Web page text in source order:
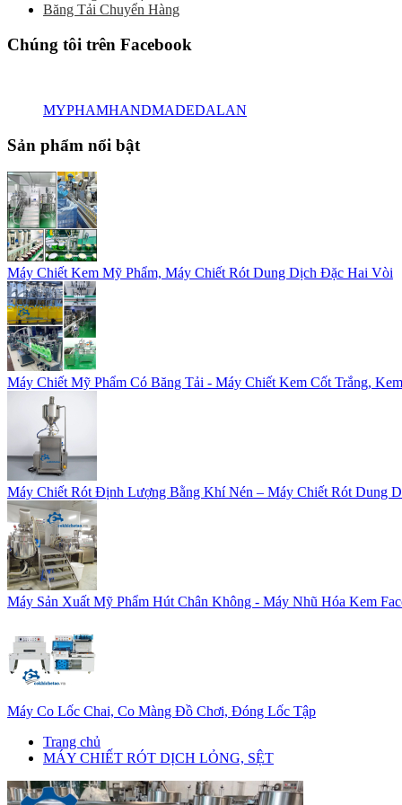
Băng Tải Chuyển Hàng
Chúng tôi trên Facebook
MYPHAMHANDMADEDALAN
Sản phẩm nổi bật
Máy Chiết Kem Mỹ Phẩm, Máy Chiết Rót Dung Dịch Đặc Hai Vòi
Máy Chiết Mỹ Phẩm Có Băng Tải - Máy Chiết Kem Cốt Trắng,
Máy Chiết Rót Định Lượng Bằng Khí Nén – Máy Chiết Rót Dung
Máy Sản Xuất Mỹ Phẩm Hút Chân Không - Máy Nhũ Hóa Kem
Máy Co Lốc Chai, Co Màng Đồ Chơi, Đóng Lốc Tập
Trang chủ
MÁY CHIẾT RÓT DỊCH LỎNG, SỆT